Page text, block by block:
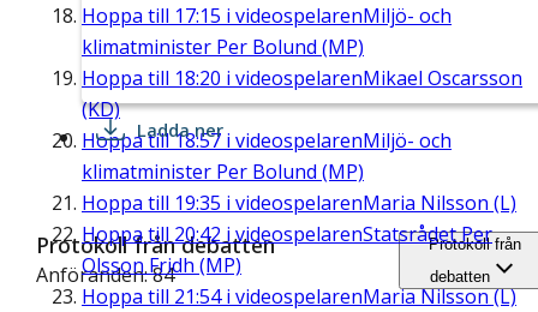
Hoppa till 17:15 i videospelarenMiljö- och
klimatminister Per Bolund (MP)
Hoppa till 18:20 i videospelarenMikael Oscarsson
(KD)
Hoppa till18:57 i videospelarenMiljö- och
klimatminister Per Bolund (MP)
Hoppa till 19:35 i videospelarenMaria Nilsson (L)
Hoppa till 20:42 i videospelarenStatsrådet Per
Olsson Fridh (MP)
Hoppa till 21:54i videospelarenMaria Nilsson (L)
Ladda ner
Protokoll från debatten
Anföranden: 84
Protokoll från
debatten